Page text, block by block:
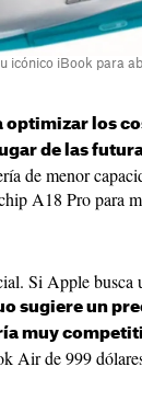
icónico iBook para
optimizar los
de las
de menor
A18 Pro para
Si Apple busca
sugiere un
muy
Air de 999